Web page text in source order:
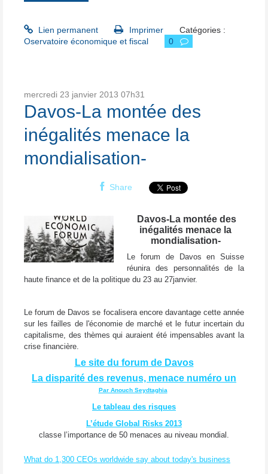
Lien permanent Imprimer
Catégories :
Oservatoire économique et fiscal
0
mercredi 23 janvier 2013 07h31
Davos-La montée des
inégalités menace la
mondialisation-
Share
Davos-La montée des
inégalités menace la
mondialisation-
Le forum de Davos en Suisse
réunira des personnalités de la
haute finance et de la politique du 23 au 27janvier.
Le forum de Davos se focalisera encore davantage cette année
sur les failles de l'économie de marché et le futur incertain du
capitalisme, des thèmes qui auraient été impensables avant la
crise financière.
Le site du forum de Davos
La disparité des revenus, menace numéro un
Par Anouch Seydtaghia
Le tableau des risques
L’étude Global Risks 2013
classe l’importance de 50 menaces au niveau mondial.
What do 1,300 CEOs worldwide say about today's business